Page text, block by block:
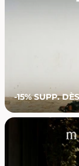
-15% SUPP.